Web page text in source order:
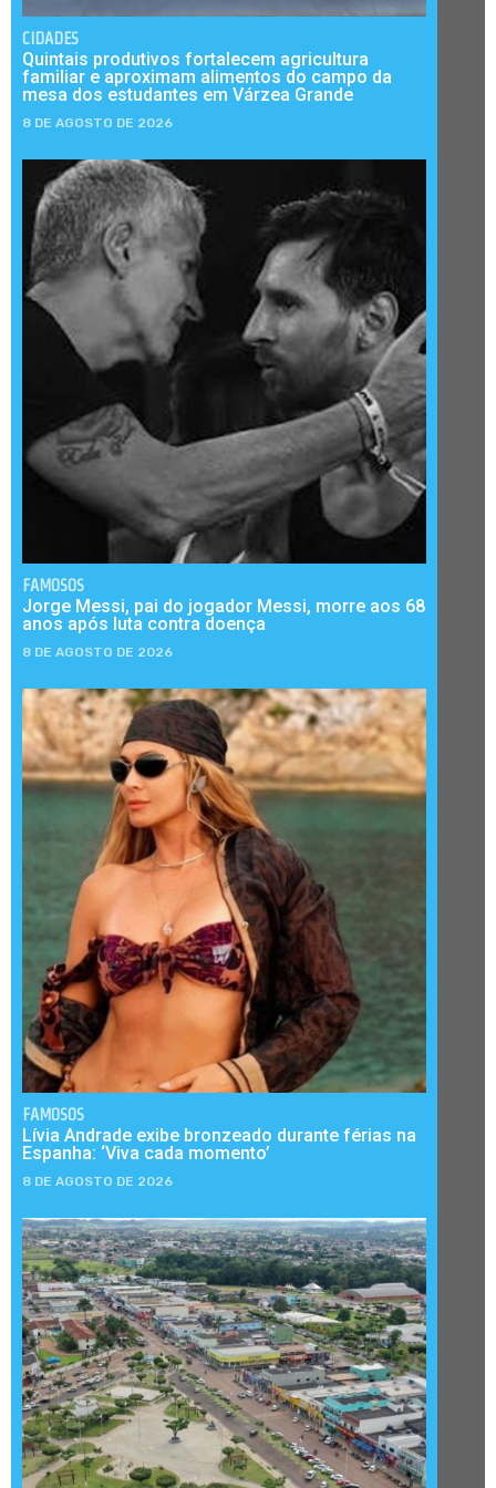
CIDADES
Quintais produtivos fortalecem agricultura
familiar e aproximam alimentos do campo da
mesa dos estudantes em Várzea Grande
8 DE AGOSTO DE 2026
FAMOSOS
Jorge Messi, pai do jogador Messi, morre aos 68
anos após luta contra doença
8 DE AGOSTO DE 2026
FAMOSOS
Lívia Andrade exibe bronzeado durante férias na
Espanha: ‘Viva cada momento’
8 DE AGOSTO DE 2026